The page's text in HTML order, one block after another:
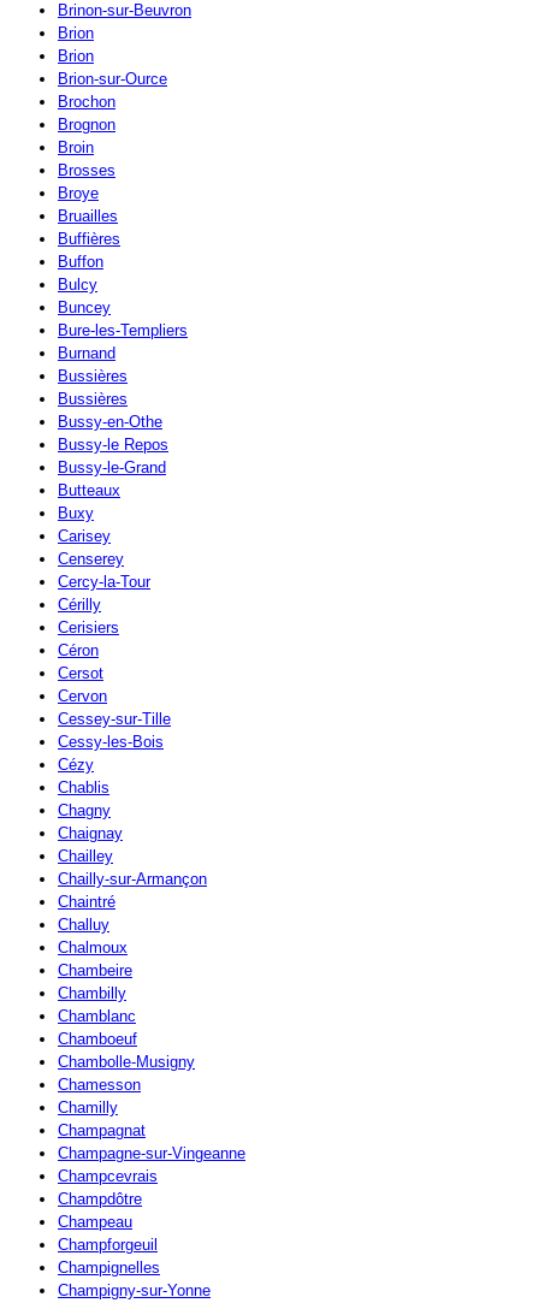
Brinon-sur-Beuvron
Brion
Brion
Brion-sur-Ource
Brochon
Brognon
Broin
Brosses
Broye
Bruailles
Buffières
Buffon
Bulcy
Buncey
Bure-les-Templiers
Burnand
Bussières
Bussières
Bussy-en-Othe
Bussy-le Repos
Bussy-le-Grand
Butteaux
Buxy
Carisey
Censerey
Cercy-la-Tour
Cérilly
Cerisiers
Céron
Cersot
Cervon
Cessey-sur-Tille
Cessy-les-Bois
Cézy
Chablis
Chagny
Chaignay
Chailley
Chailly-sur-Armançon
Chaintré
Challuy
Chalmoux
Chambeire
Chambilly
Chamblanc
Chamboeuf
Chambolle-Musigny
Chamesson
Chamilly
Champagnat
Champagne-sur-Vingeanne
Champcevrais
Champdôtre
Champeau
Champforgeuil
Champignelles
Champigny-sur-Yonne